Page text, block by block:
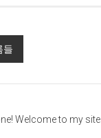
들
Welcome to my site.